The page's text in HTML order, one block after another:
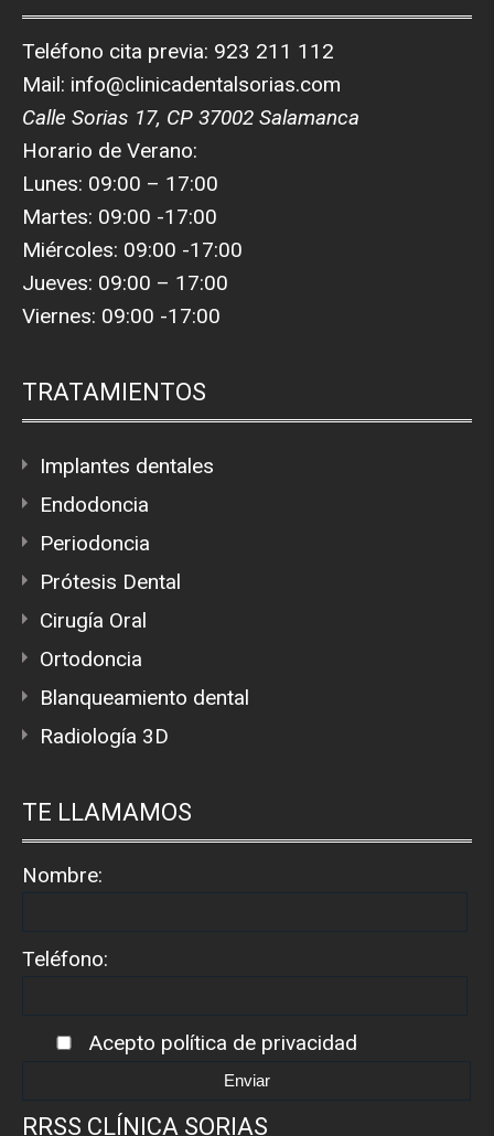
Teléfono cita previa: 923 211 112
Mail: info@clinicadentalsorias.com
Calle Sorias 17, CP 37002 Salamanca
Horario de Verano:
Lunes: 09:00 – 17:00
Martes: 09:00 -17:00
Miércoles: 09:00 -17:00
Jueves: 09:00 – 17:00
Viernes: 09:00 -17:00
TRATAMIENTOS
Implantes dentales
Endodoncia
Periodoncia
Prótesis Dental
Cirugía Oral
Ortodoncia
Blanqueamiento dental
Radiología 3D
TE LLAMAMOS
Nombre:
Teléfono:
Acepto política de privacidad
RRSS CLÍNICA SORIAS